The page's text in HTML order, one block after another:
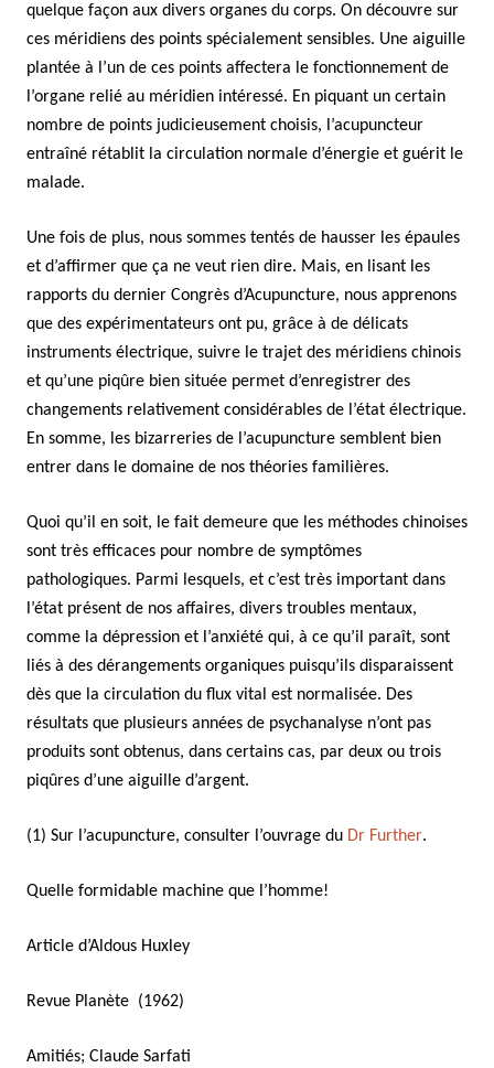
quelque façon aux divers organes du corps. On découvre sur
ces méridiens des points spécialement sensibles. Une aiguille
plantée à l’un de ces points affectera le fonctionnement de
l’organe relié au méridien intéressé. En piquant un certain
nombre de points judicieusement choisis, l’acupuncteur
entraîné rétablit la circulation normale d’énergie et guérit le
malade.
Une fois de plus, nous sommes tentés de hausser les épaules
et d’affirmer que ça ne veut rien dire. Mais, en lisant les
rapports du dernier Congrès d’Acupuncture, nous apprenons
que des expérimentateurs ont pu, grâce à de délicats
instruments électrique, suivre le trajet des méridiens chinois
et qu’une piqûre bien située permet d’enregistrer des
changements relativement considérables de l’état électrique.
En somme, les bizarreries de l’acupuncture semblent bien
entrer dans le domaine de nos théories familières.
Quoi qu’il en soit, le fait demeure que les méthodes chinoises
sont très efficaces pour nombre de symptômes
pathologiques. Parmi lesquels, et c’est très important dans
l’état présent de nos affaires, divers troubles mentaux,
comme la dépression et l’anxiété qui, à ce qu’il paraît, sont
liés à des dérangements organiques puisqu’ils disparaissent
dès que la circulation du flux vital est normalisée. Des
résultats que plusieurs années de psychanalyse n’ont pas
produits sont obtenus, dans certains cas, par deux ou trois
piqûres d’une aiguille d’argent.
(1) Sur l’acupuncture, consulter l’ouvrage du Dr Further.
Quelle formidable machine que l’homme!
Article d’Aldous Huxley
Revue Planète (1962)
Amitiés; Claude Sarfati